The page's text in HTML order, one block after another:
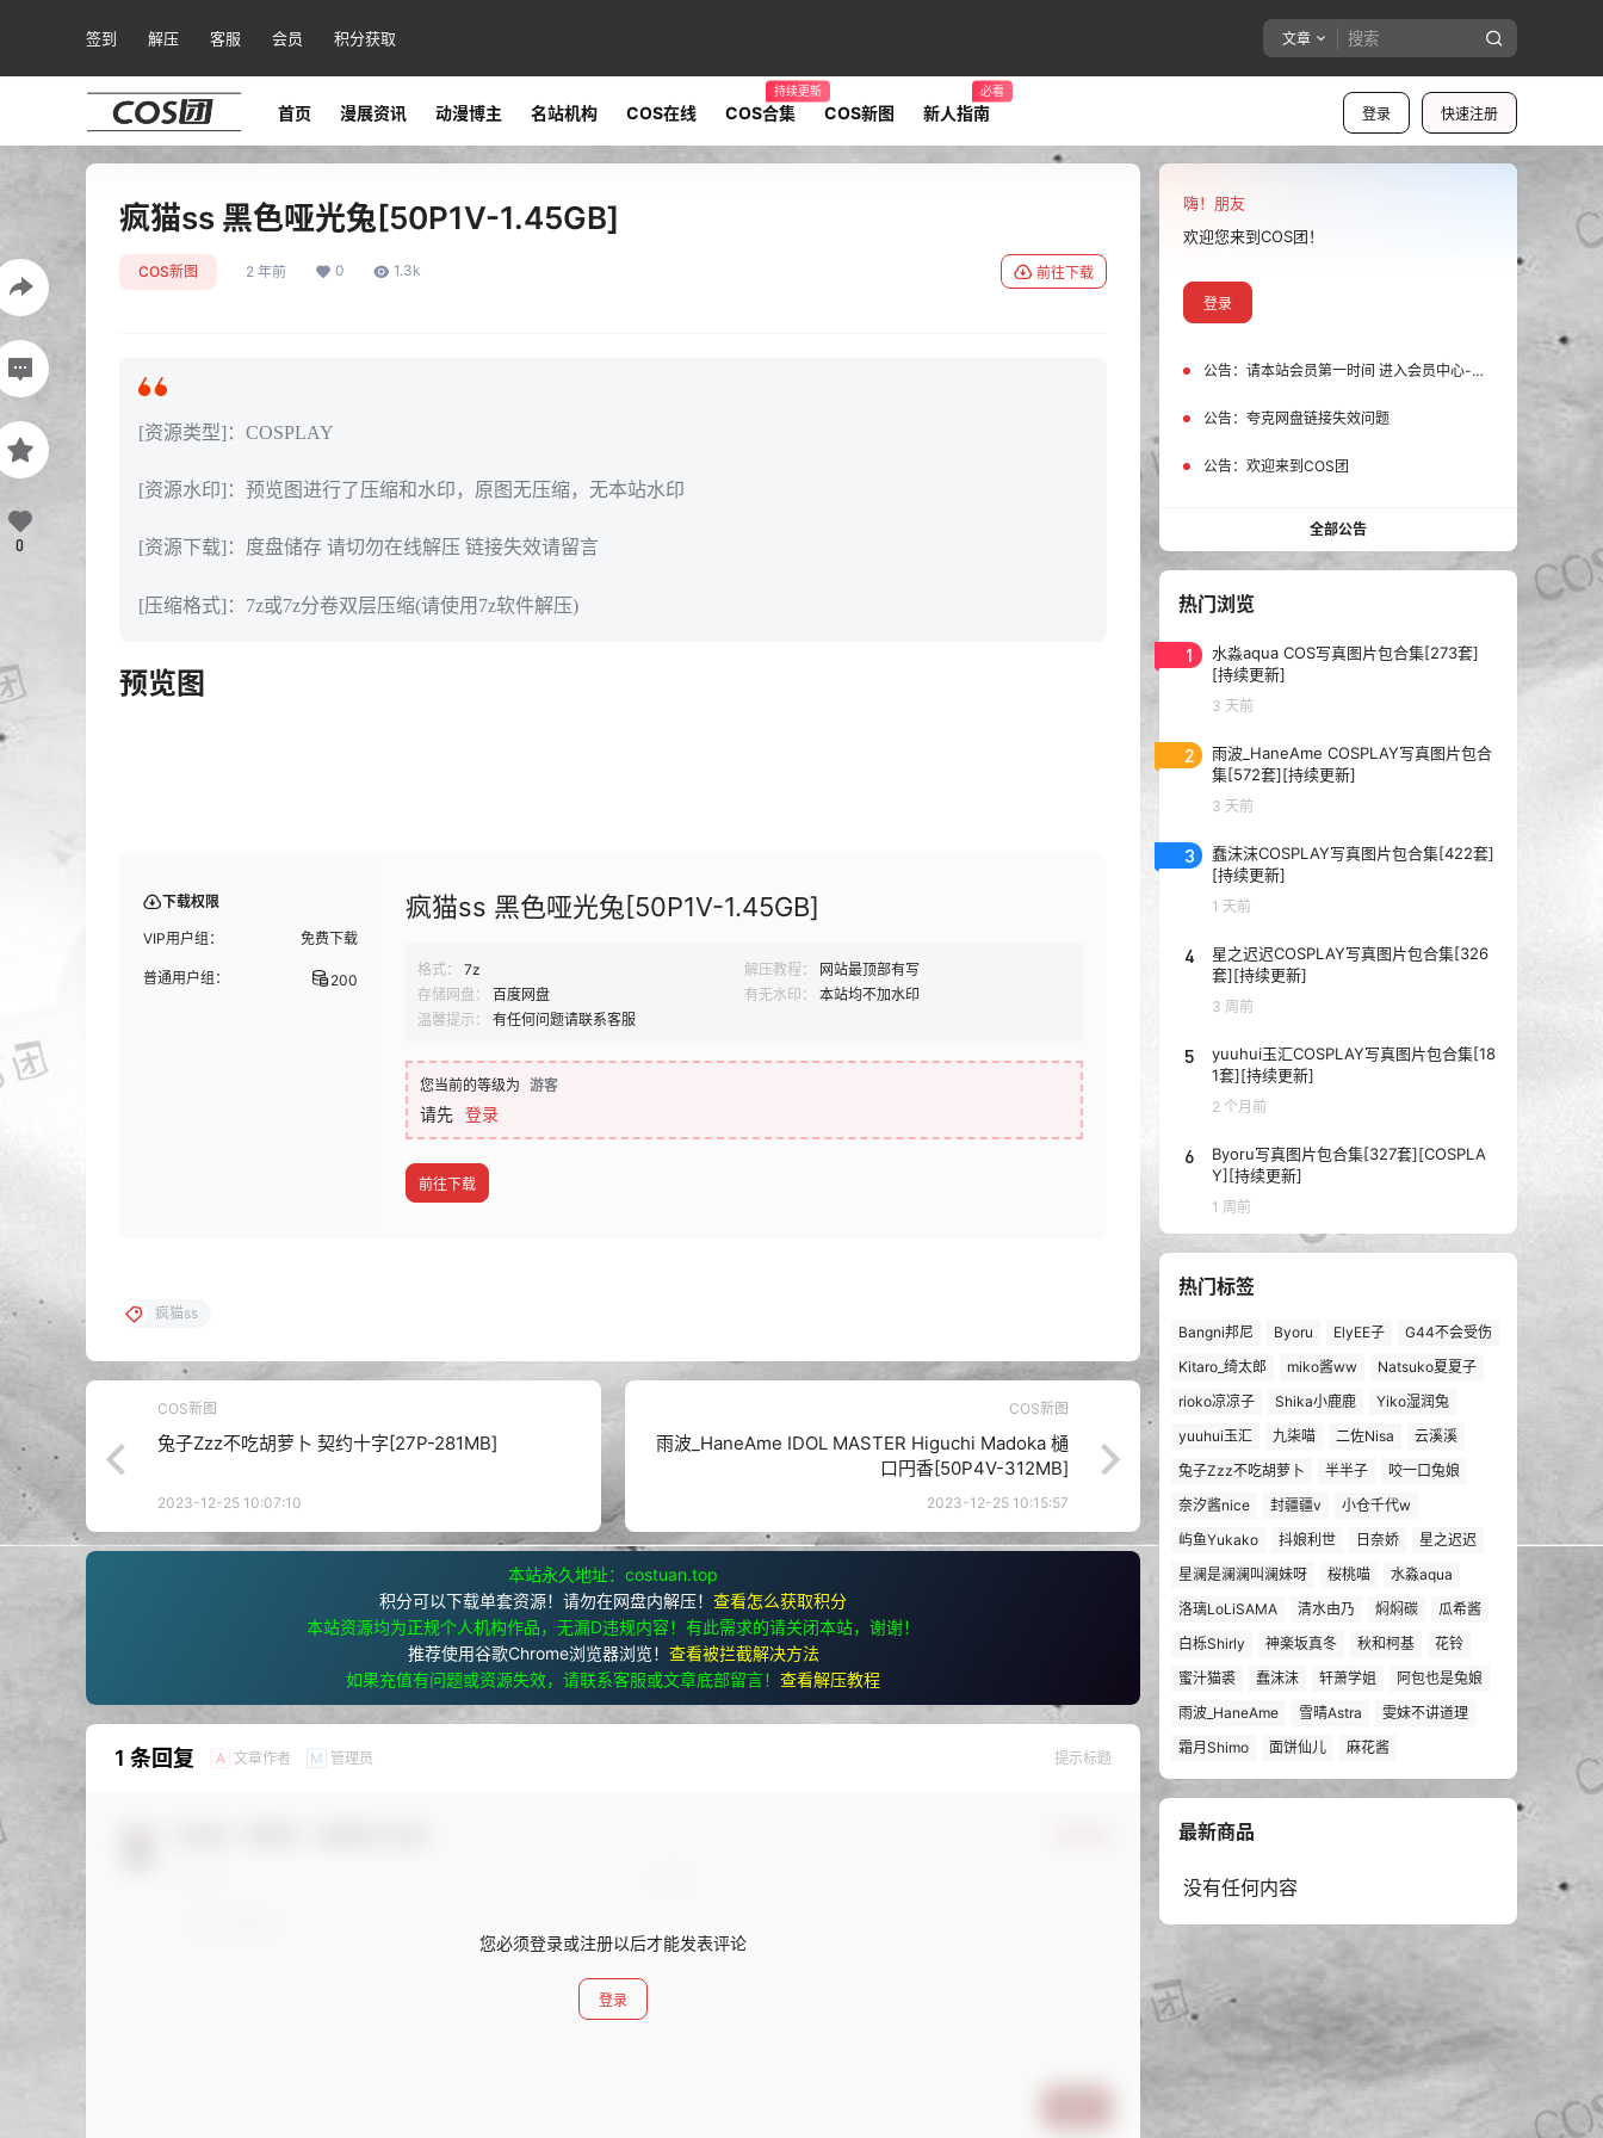
签到 解压 客服 会员 积分获取 文章
登录 快速注册
首页 漫展资讯 动漫博主 名站机构 COS在线 COS合集
持续更新
COS新图 新人指南
必看
疯猫ss 黑色哑光兔[50P1V-1.45GB]
COS新图 2 年前 0 1.3k 前往下载
[资源类型]：COSPLAY
[资源水印]：预览图进行了压缩和水印，原图无压缩，无本站水印
[资源下载]：度盘储存 请切勿在线解压 链接失效请留言
[压缩格式]：7z或7z分卷双层压缩(请使用7z软件解压)
预览图
下载权限
VIP用户组： 免费下载
普通用户组： 200
疯猫ss 黑色哑光兔[50P1V-1.45GB]
格式： 7z 解压教程：
网站最顶部有写
存储网盘：
百度网盘 有无水印：
本站均不加水印
温馨提示：
有任何问题请联系客服
您当前的等级为 游客
请先 登录
前往下载
0
疯猫ss
COS新图
兔子Zzz不吃胡萝卜 契约十字[27P-281MB]
2023-12-25 10:07:10
COS新图
雨波_HaneAme IDOL MASTER Higuchi Madoka 樋
口円香[50P4V-312MB]
2023-12-25 10:15:57
本站永久地址：costuan.top
积分可以下载单套资源！请勿在网盘内解压！ 查看怎么获取积分
本站资源均为正规个人机构作品，无漏D违规内容！有此需求的请关闭本站，谢谢！
推荐使用谷歌Chrome浏览器浏览！ 查看被拦截解决方法
如果充值有问题或资源失效，请联系客服或文章底部留言！ 查看解压教程
1 条回复 A 文章作者 M 管理员 提示标题
您必须登录或注册以后才能发表评论
登录
嗨！朋友
欢迎您来到COS团！
登录
公告： 请本站会员第一时间 进入会员中心-我的设置中为您的账号绑定邮箱!
公告： 夸克网盘链接失效问题
公告： 欢迎来到COS团
全部公告
热门浏览
1
水淼aqua COS写真图片包合集[273套]
[持续更新]
3 天前
2
雨波_HaneAme COSPLAY写真图片包合
集[572套][持续更新]
3 天前
3
蠢沫沫COSPLAY写真图片包合集[422套]
[持续更新]
1 天前
4
星之迟迟COSPLAY写真图片包合集[326
套][持续更新]
3 周前
5
yuuhui玉汇COSPLAY写真图片包合集[18
1套][持续更新]
2 个月前
6
Byoru写真图片包合集[327套][COSPLA
Y][持续更新]
1 周前
热门标签
Bangni邦尼 Byoru ElyEE子
G44不会受伤
Kitaro_绮太郎
miko酱ww
Natsuko夏夏子
rioko凉凉子
Shika小鹿鹿
Yiko湿润兔
yuuhui玉汇
九柒喵 二佐Nisa
云溪溪
兔子Zzz不吃胡萝卜
半半子
咬一口兔娘
奈汐酱nice
封疆疆v
小仓千代w
屿鱼Yukako
抖娘利世 日奈娇
星之迟迟
星澜是澜澜叫澜妹呀
桜桃喵
水淼aqua
洛璃LoLiSAMA
清水由乃 焖焖碳
瓜希酱
白栎Shirly
神楽坂真冬 秋和柯基
花铃
蜜汁猫裘
蠢沫沫 轩萧学姐
阿包也是兔娘
雨波_HaneAme
雪晴Astra
雯妹不讲道理
霜月Shimo
面饼仙儿 麻花酱
最新商品
没有任何内容